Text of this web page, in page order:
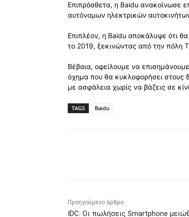
Επιπρόσθετα, η Baidu ανακοίνωσε
αυτόνομων ηλεκτρικών
Επιπλέον, η Baidu αποκάλυψε ότι
το 2019, ξεκινώντας από την πόλη
Βέβαια, οφείλουμε να
όχημα που θα κυκλοφορήσει στους
με ασφάλεια χωρίς να βάζεις σε
TAGS Baidu
Προηγούμενο άρθρο
IDC: Οι πωλήσεις Smartphone